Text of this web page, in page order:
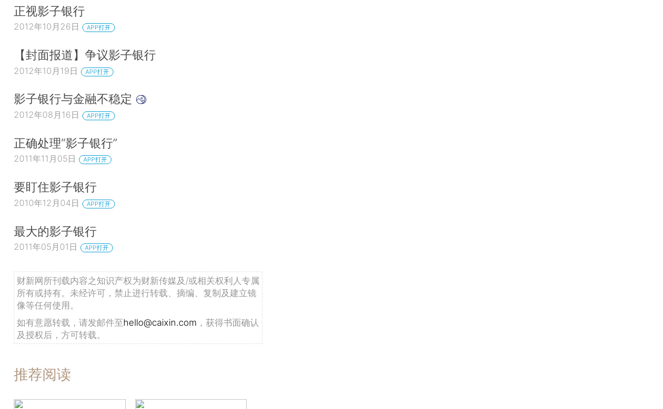
正视影子银行
2012年10月26日 APP打开
【封面报道】争议影子银行
2012年10月19日 APP打开
影子银行与金融不稳定
2012年08月16日 APP打开
正确处理“影子银行”
2011年11月05日 APP打开
要盯住影子银行
2010年12月04日 APP打开
最大的影子银行
2011年05月01日 APP打开
财新网所刊载内容之知识产权为财新传媒及/或相关权利人专属
所有或持有。未经许可，禁止进行转载、摘编、复制及建立镜
像等任何使用。
如有意愿转载，请发邮件至hello@caixin.com ，获得书面确认
及授权后，方可转载。
推荐阅读